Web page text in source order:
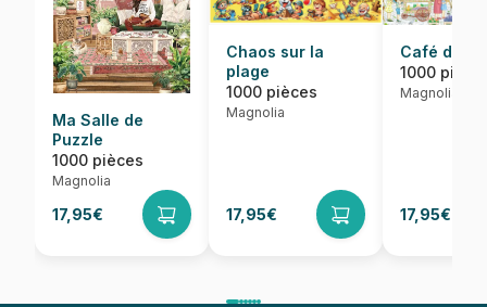
Ma Salle de
Puzzle
1000 pièces
Magnolia
17,95€
Chaos sur la
plage
1000 pièces
Magnolia
17,95€
Café de
1000
Magnolia
17,95€